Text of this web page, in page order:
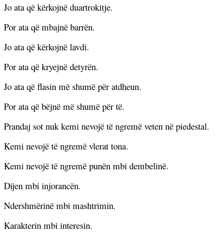
Jo ata që kërkojnë duartrokitje.
Por ata që mbajnë barrën.
Jo ata që kërkojnë lavdi.
Por ata që kryejnë detyrën.
Jo ata që flasin më shumë për atdheun.
Por ata që bëjnë më shumë për të.
Prandaj sot nuk kemi nevojë të ngremë veten në piedestal.
Kemi nevojë të ngremë vlerat tona.
Kemi nevojë të ngremë punën mbi dembelinë.
Dijen mbi injorancën.
Ndershmërinë mbi mashtrimin.
Karakterin mbi interesin.